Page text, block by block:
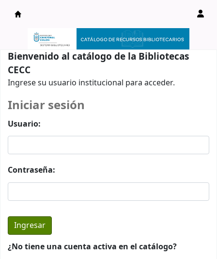
Catálogo en línea
Bienvenido al catálogo de la Bibliotecas
CECC
Ingrese su usuario institucional para acceder.
Iniciar sesión
Usuario:
Contraseña:
¿No tiene una cuenta activa en el catálogo?